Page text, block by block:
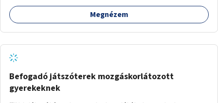
Megnézem
Befogadó játszóterek mozgáskorlátozott
gyerekeknek